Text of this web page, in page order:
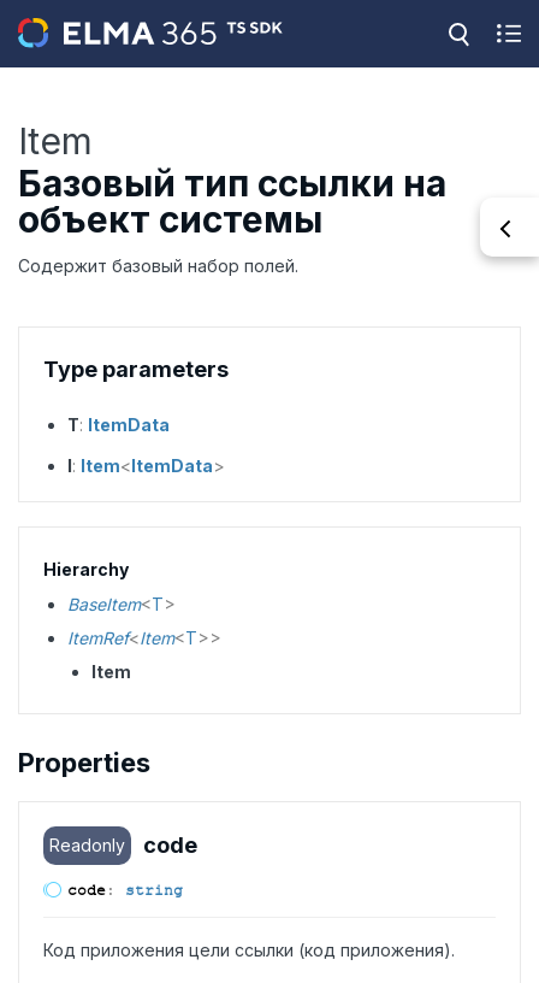
Item
Базовый тип ссылки на
объект системы
Содержит базовый набор полей.
Type parameters
T: ItemData
I: Item<ItemData>
Hierarchy
BaseItem<T>
ItemRef<Item<T>>
Item
Properties
Readonly code
code: string
Код приложения цели ссылки (код приложения).